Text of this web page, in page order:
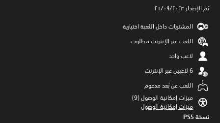
تم الإصدار ٢١/٠٩/٢٠٢٣
المشتريات داخل اللعبة اختيارية
اللعب عبر الإنترنت مطلوب
لاعب واحد
اللعب عن بُعد مدعوم
ميزات إمكانية الوصول (9)‏
ميزات إمكانية الوصول
نسخة PS5‏